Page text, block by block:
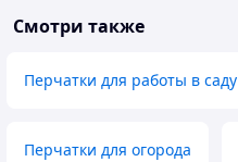
Смотри также
Перчатки для работы в саду
Перчатки для огорода